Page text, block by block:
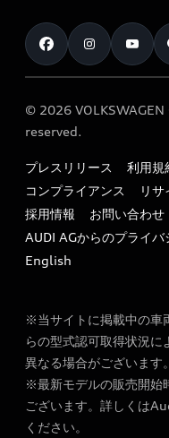
カタログ一覧
車検 / 定期点検
e-tronアフターサポート
myAudi
クオリティ
保証
メンテナンス
ファイナンス
キャンペーン / イベント
買取査定
お知らせ
オーナー様向けキャンペ
特定整備適用車一覧
リサイクル法
よくある質問（FAQ）
© 2026
reserved.
プレスリリース 利用規
コンプライアンス
リサ
採用情報
お問い合わせ
AUDI AGからのプライバ
English
※当サイトに掲載中の車
らの型式認可取得状況
異なる場合がございます
※最新モデルの販売開始
ございます。詳しくは
ください。